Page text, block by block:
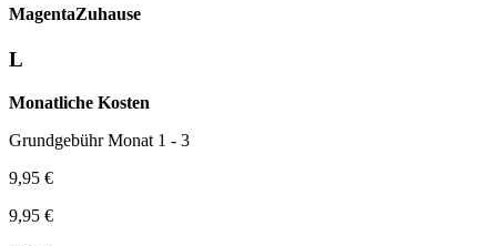
Magenta­Zuhause
L
Monatliche Kosten
Grundgebühr Monat 1 - 3
9,95 €
9,95 €